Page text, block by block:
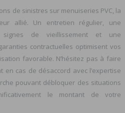
de sinistres sur menuiseries PVC, la
allié. Un entretien régulier, une
signes de vieillissement et une
contractuelles optimisent vos
favorable. N’hésitez pas à faire
cas de désaccord avec l’expertise
pouvant débloquer des situations
le montant de votre